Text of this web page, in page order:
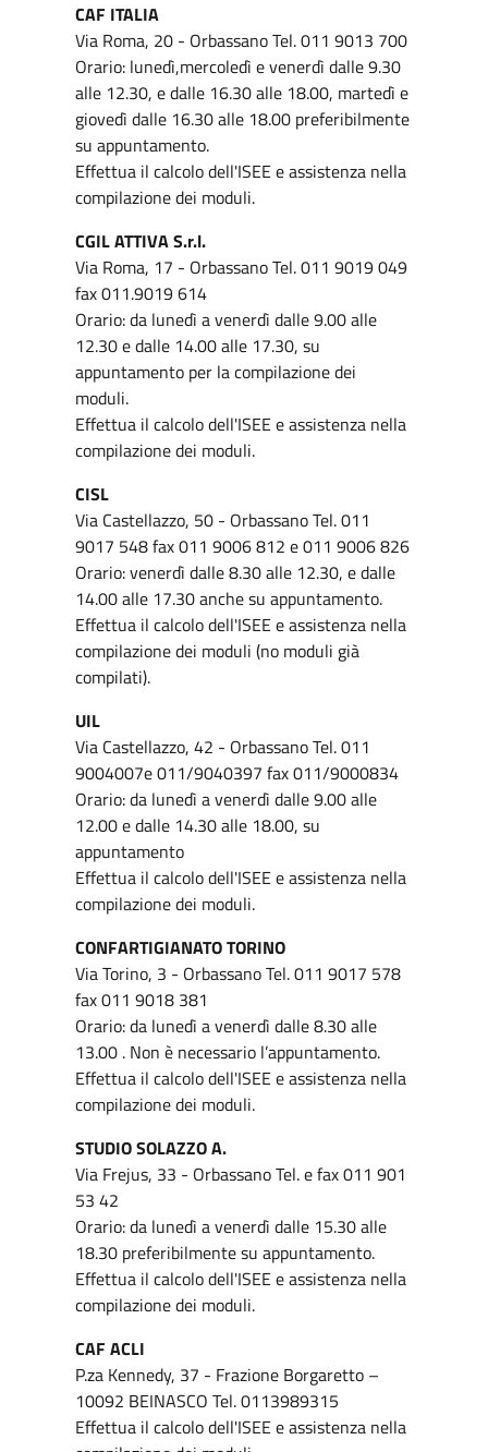
CAF ITALIA
Via Roma, 20 - Orbassano Tel. 011 9013 700
Orario: lunedì,mercoledì e venerdì dalle 9.30
alle 12.30, e dalle 16.30 alle 18.00, martedì e
giovedì dalle 16.30 alle 18.00 preferibilmente
su appuntamento.
Effettua il calcolo dell'ISEE e assistenza nella
compilazione dei moduli.
CGIL ATTIVA S.r.l.
Via Roma, 17 - Orbassano Tel. 011 9019 049
fax 011.9019 614
Orario: da lunedì a venerdì dalle 9.00 alle
12.30 e dalle 14.00 alle 17.30, su
appuntamento per la compilazione dei
moduli.
Effettua il calcolo dell'ISEE e assistenza nella
compilazione dei moduli.
CISL
Via Castellazzo, 50 - Orbassano Tel. 011
9017 548 fax 011 9006 812 e 011 9006 826
Orario: venerdì dalle 8.30 alle 12.30, e dalle
14.00 alle 17.30 anche su appuntamento.
Effettua il calcolo dell'ISEE e assistenza nella
compilazione dei moduli (no moduli già
compilati).
UIL
Via Castellazzo, 42 - Orbassano Tel. 011
9004007e 011/9040397 fax 011/9000834
Orario: da lunedì a venerdì dalle 9.00 alle
12.00 e dalle 14.30 alle 18.00, su
appuntamento
Effettua il calcolo dell'ISEE e assistenza nella
compilazione dei moduli.
CONFARTIGIANATO TORINO
Via Torino, 3 - Orbassano Tel. 011 9017 578
fax 011 9018 381
Orario: da lunedì a venerdì dalle 8.30 alle
13.00 . Non è necessario l’appuntamento.
Effettua il calcolo dell'ISEE e assistenza nella
compilazione dei moduli.
STUDIO SOLAZZO A.
Via Frejus, 33 - Orbassano Tel. e fax 011 901
53 42
Orario: da lunedì a venerdì dalle 15.30 alle
18.30 preferibilmente su appuntamento.
Effettua il calcolo dell'ISEE e assistenza nella
compilazione dei moduli.
CAF ACLI
P.za Kennedy, 37 - Frazione Borgaretto –
10092 BEINASCO Tel. 0113989315
Effettua il calcolo dell'ISEE e assistenza nella